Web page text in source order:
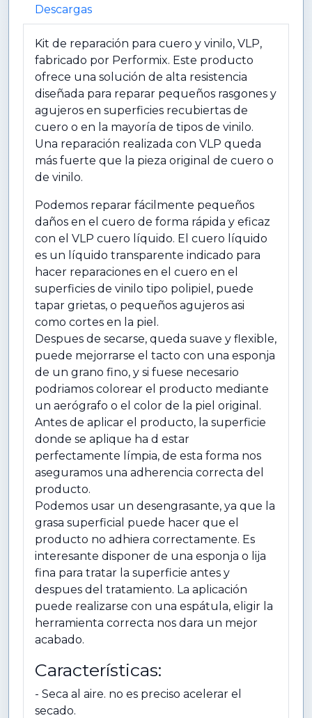
Descargas
Kit de reparación para cuero y vinilo, VLP,
fabricado por Performix. Este producto
ofrece una solución de alta resistencia
diseñada para reparar pequeños rasgones y
agujeros en superficies recubiertas de
cuero o en la mayoría de tipos de vinilo.
Una reparación realizada con VLP queda
más fuerte que la pieza original de cuero o
de vinilo.
Podemos reparar fácilmente pequeños
daños en el cuero de forma rápida y eficaz
con el VLP cuero líquido. El cuero líquido
es un líquido transparente indicado para
hacer reparaciones en el cuero en el
superficies de vinilo tipo polipiel, puede
tapar grietas, o pequeños agujeros asi
como cortes en la piel.
Despues de secarse, queda suave y flexible,
puede mejorrarse el tacto con una esponja
de un grano fino, y si fuese necesario
podriamos colorear el producto mediante
un aerógrafo o el color de la piel original.
Antes de aplicar el producto, la superficie
donde se aplique ha d estar
perfectamente límpia, de esta forma nos
aseguramos una adherencia correcta del
producto.
Podemos usar un desengrasante, ya que la
grasa superficial puede hacer que el
producto no adhiera correctamente. Es
interesante disponer de una esponja o lija
fina para tratar la superficie antes y
despues del tratamiento. La aplicación
puede realizarse con una espátula, eligir la
herramienta correcta nos dara un mejor
acabado.
Características:
- Seca al aire. no es preciso acelerar el
secado.